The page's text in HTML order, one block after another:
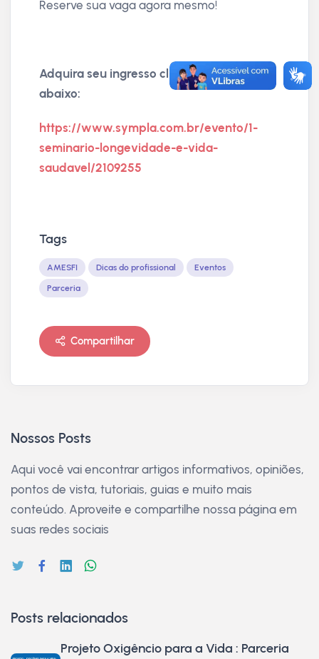
Reserve sua vaga agora mesmo!
Adquira seu ingresso clicando no link
abaixo:
https://www.sympla.com.br/evento/1-
seminario-longevidade-e-vida-
saudavel/2109255
Tags
AMESFI Dicas do profissional Eventos
Parceria
Compartilhar
Nossos Posts
Aqui você vai encontrar artigos informativos, opiniões,
pontos de vista, tutoriais, guias e muito mais
conteúdo. Aproveite e compartilhe nossa página em
suas redes sociais
Posts relacionados
Projeto Oxigêncio para a Vida : Parceria